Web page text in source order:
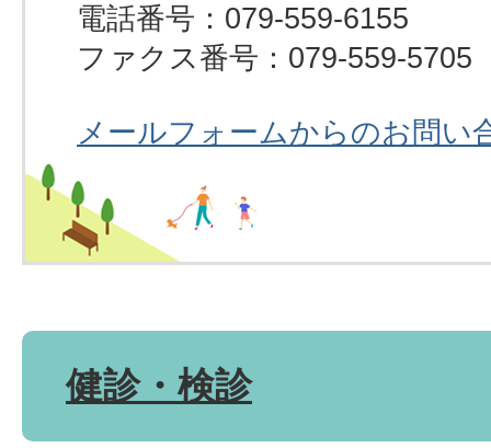
電話番号：079-559-6155
ファクス番号：079-559-5705
メールフォームからのお問い
健診・検診